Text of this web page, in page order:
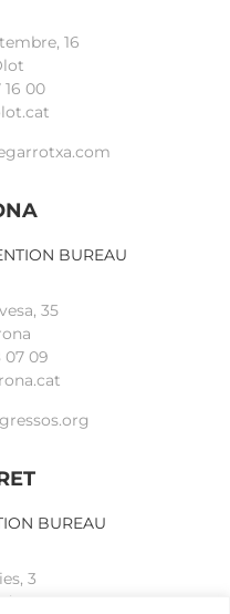
16
16 00
BUREAU
35
07 09
BUREAU
3
Mar